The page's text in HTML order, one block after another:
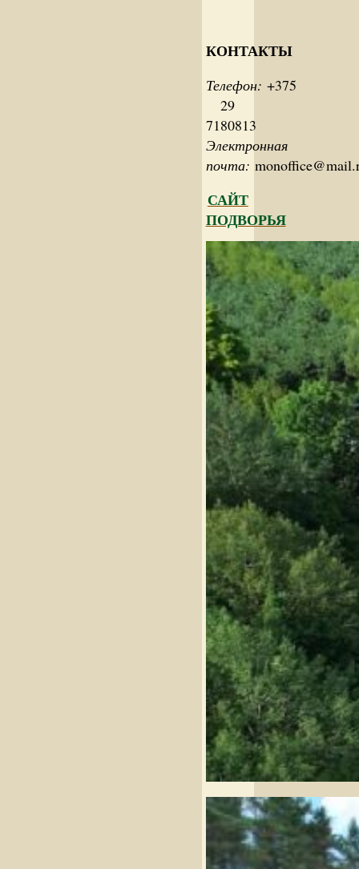
КОНТАКТЫ
Телефон: +375
29
7180813
Электронная
почта:
САЙТ
ПОДВОРЬЯ